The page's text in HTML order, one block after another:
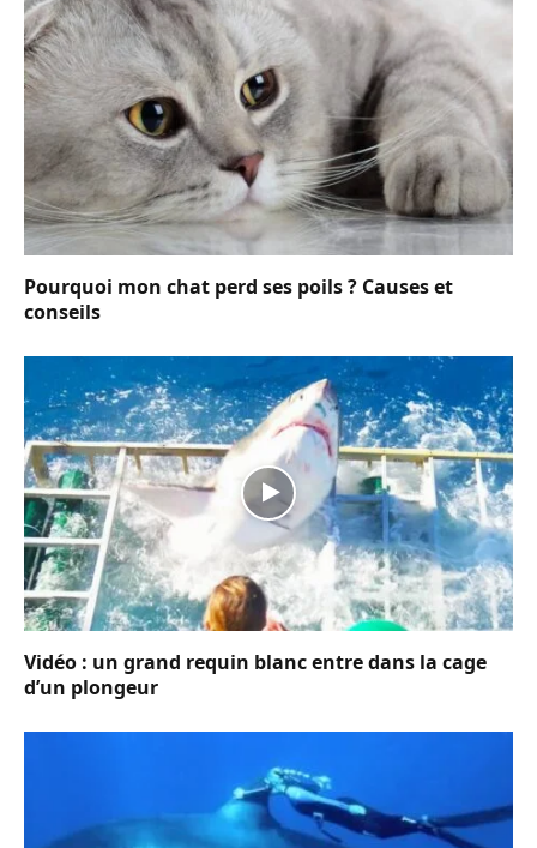
Pourquoi mon chat perd ses poils ? Causes et
conseils
Vidéo : un grand requin blanc entre dans la cage
d’un plongeur